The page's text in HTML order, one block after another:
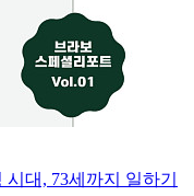
대, 73세까지 일하기